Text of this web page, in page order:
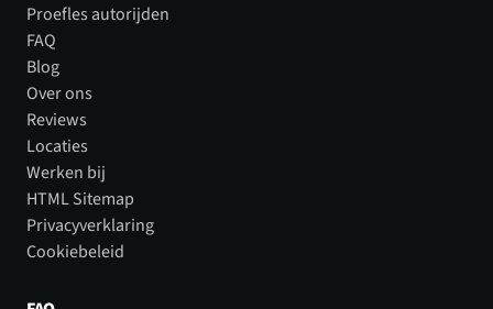
Proefles autorijden
FAQ
Blog
Over ons
Reviews
Locaties
Werken bij
HTML Sitemap
Privacyverklaring
Cookiebeleid